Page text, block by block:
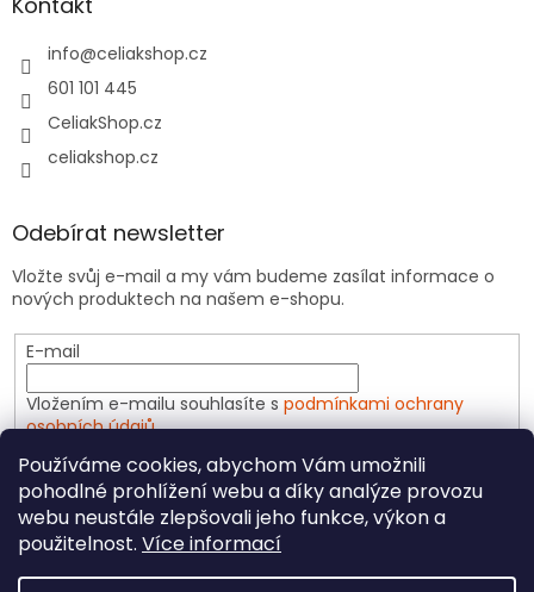
Používáme cookies, abychom Vám umožnili
pohodlné prohlížení webu a díky analýze provozu
webu neustále zlepšovali jeho funkce, výkon a
použitelnost. Více informací
info@celiakshop.cz
601 101 445
CeliakShop.cz
celiakshop.cz
Odebírat newsletter
Vložte svůj e-mail a my vám budeme zasílat informace o
nových produktech na našem e-shopu.
E-mail
Vložením e-mailu souhlasíte s podmínkami ochrany
osobních údajů
PŘIHLÁSIT SE